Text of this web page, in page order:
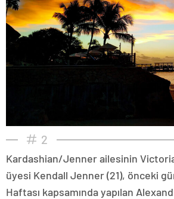
2
Kardashian/Jenner ailesinin
üyesi Kendall Jenner (21), önceki
Haftası kapsamında yapılan